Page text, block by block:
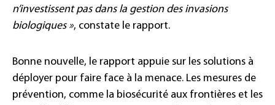
n’investissent pas dans la gestion des invasions
biologiques », constate le rapport.
Bonne nouvelle, le rapport appuie sur les solutions à
déployer pour faire face à la menace. Les mesures de
prévention, comme la biosécurité aux frontières et les